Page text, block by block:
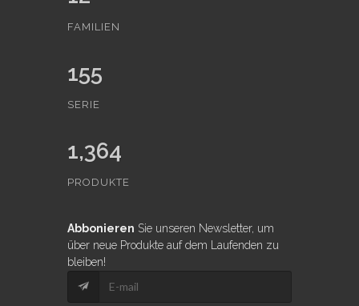
FAMILIEN
155
SERIE
1,364
PRODUKTE
Abbonieren Sie unseren Newsletter, um
über neue Produkte auf dem Laufenden zu
bleiben!